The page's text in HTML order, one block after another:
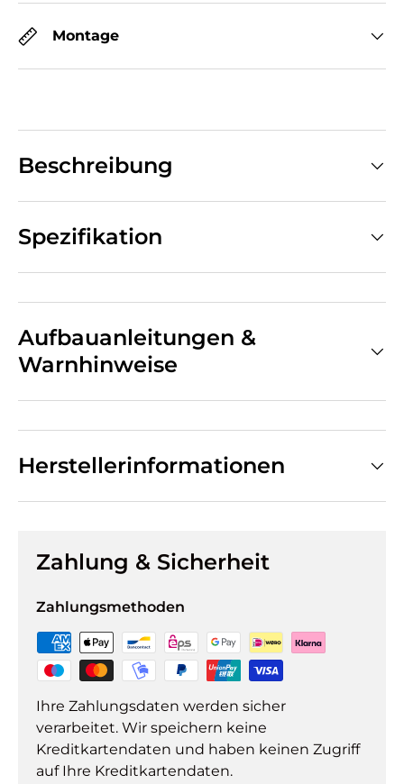
Montage
Beschreibung
Spezifikation
Aufbauanleitungen &
Warnhinweise
Herstellerinformationen
Zahlung & Sicherheit
Zahlungsmethoden
Ihre Zahlungsdaten werden sicher
verarbeitet. Wir speichern keine
Kreditkartendaten und haben keinen Zugriff
auf Ihre Kreditkartendaten.